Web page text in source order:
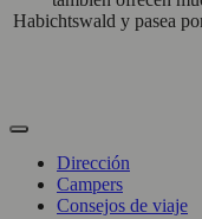
Habichtswald y pasea
Dirección
Campers
Consejos de viaje